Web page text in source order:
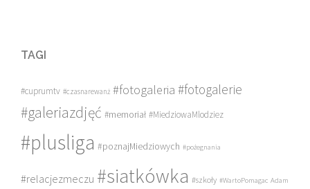
TAGI
#cuprumtv #czasnarewanż #fotogaleria #fotogalerie
#galeriazdjęć #memoriał #MiedziowaMlodziez
#plusliga #poznajMiedziowych #pożegnania
#relacjezmeczu #siatkówka #szkoły #WartoPomagac Adam